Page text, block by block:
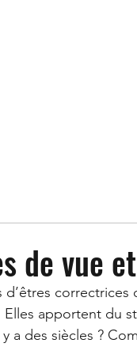
de vue
d’êtres
apportent du
a des siècles ?